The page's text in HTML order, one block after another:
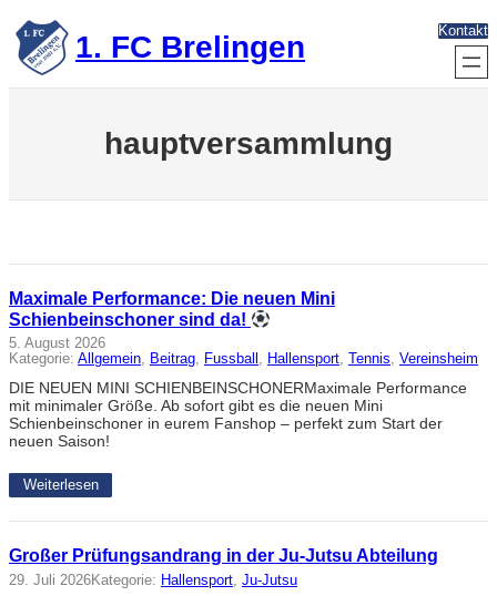
Zum
Inhalt
springen 1. FC Brelingen Kontakt
hauptversammlung
Maximale Performance: Die neuen Mini
Schienbeinschoner sind da!
5. August 2026
Kategorie: Allgemein, Beitrag, Fussball , Hallensport, Tennis, Vereinsheim
DIE NEUEN MINI SCHIENBEINSCHONERMaximale Performance
mit minimaler Größe. Ab sofort gibt es die neuen Mini
Schienbeinschoner in eurem Fanshop – perfekt zum Start der
neuen Saison!
Weiterlesen
Großer Prüfungsandrang in der Ju-Jutsu Abteilung
29. Juli 2026Kategorie: Hallensport Ju-Jutsu